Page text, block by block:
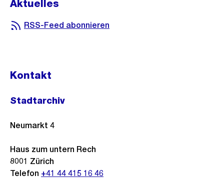
Aktuelles
RSS-Feed abonnieren
Kontakt
Stadtarchiv
Neumarkt 4
Haus zum untern Rech
8001 Zürich
Telefon +41 44 415 16 46